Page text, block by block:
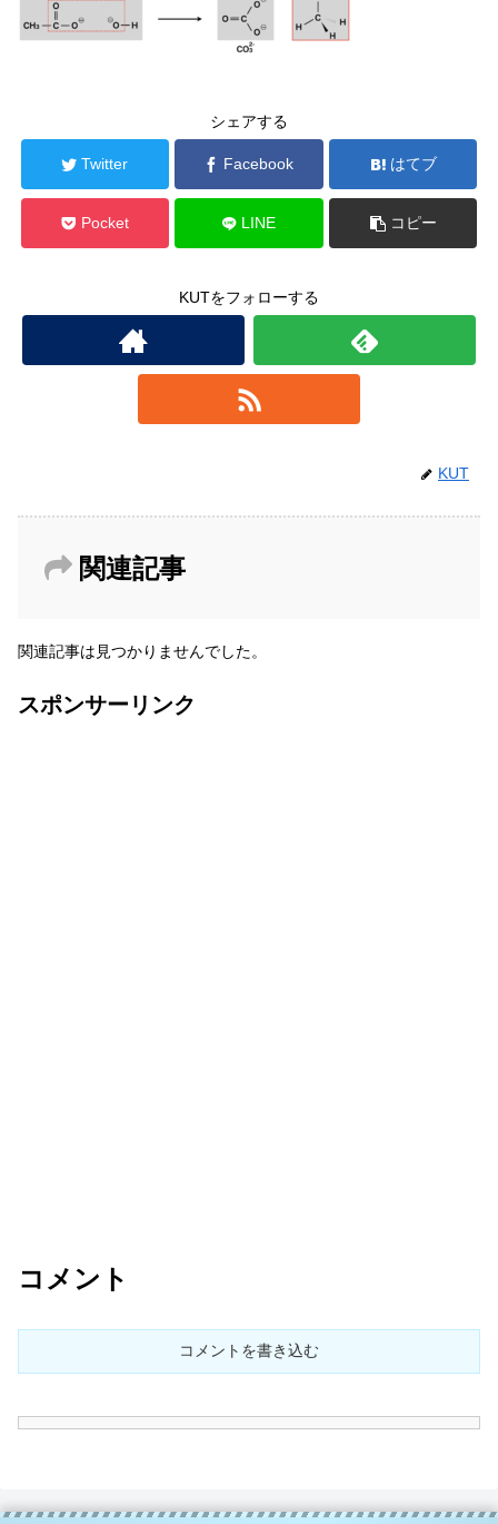
シェアする
Twitter Facebook はてブ
Pocket LINE コピー
KUTをフォローする
KUT
関連記事
関連記事は見つかりませんでした。
スポンサーリンク
コメント
コメントを書き込む